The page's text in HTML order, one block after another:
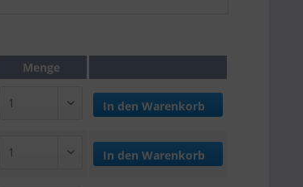
Menge
In den Warenkorb
In den Warenkorb